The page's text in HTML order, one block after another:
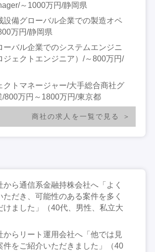
～1000万円/静岡県
設備グローバル企業での製造オペ
万円/静岡県
ーバル企業でのシステムエンジニ
ジェクトエンジニア）/～800万円/
クトマネージャー/大手総合商社グ
/800万円～1800万円/東京都
商社の求人を一覧で見る
から通信系金融持株会社へ「よく
ただき、可能性のある案件を多く
けました」（40代、男性、私立大
からリート運用会社へ「他では見
件をご紹介いただきました」（40